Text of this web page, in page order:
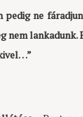
pedig ne
nem